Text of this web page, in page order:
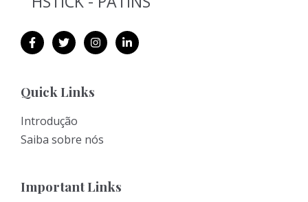
Quick Links
Introdução
Saiba sobre nós
Important Links